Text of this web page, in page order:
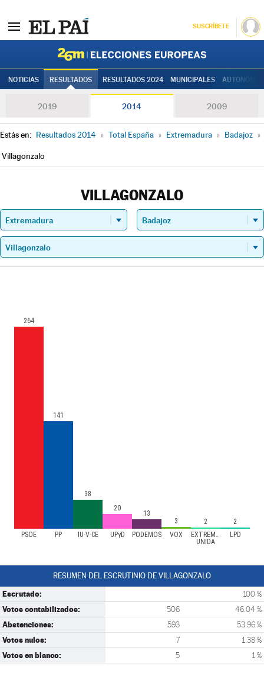
SUSCRÍBETE
NOTICIAS RESULTADOS RESULTADOS 2024 MUNICIPALES
2019 2014 2009
Estás en: Resultados 2014 » Total España » Extremadura » Badajoz »
Villagonzalo
VILLAGONZALO
PSOE PP IU-V-CE UPyD PODEMOS VOX
EXTREMADURA
UNIDA
LPD
264
141
38
20
13
3
2 2
RESUMEN DEL ESCRUTINIO DE VILLAGONZALO
Escrutado: 100 %
Votos contabilizados: 506 46.04 %
Abstenciones: 593 53.96 %
Votos nulos: 7 1.38 %
Votos en blanco: 5 1 %